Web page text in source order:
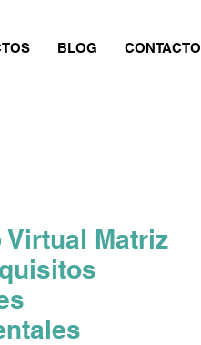
BLOG CONTACTO
Virtual Matriz